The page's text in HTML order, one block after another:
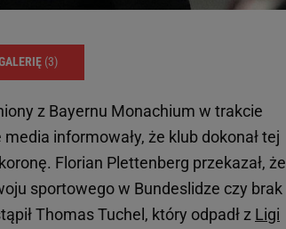
(3)
z Bayernu Monachium w trakcie
informowały, że klub dokonał tej
Florian Plettenberg przekazał, że
sportowego w Bundeslidze czy brak
Thomas Tuchel, który odpadł z Ligi